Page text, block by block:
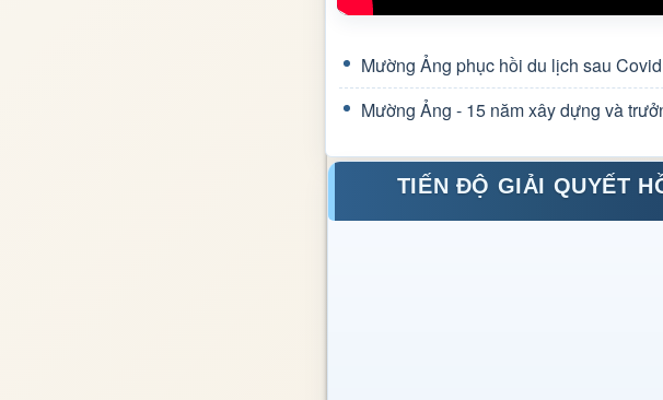
Mường Ảng phục hồi du lịch sau
Mường Ảng - 15 năm xây dựng và
TIẾN ĐỘ GIẢI QUYẾT